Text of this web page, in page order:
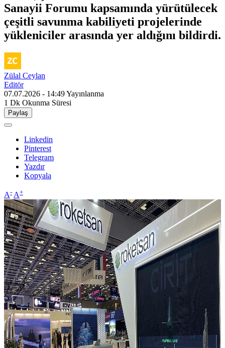
Sanayii Forumu kapsamında yürütülecek
çeşitli savunma kabiliyeti projelerinde
yükleniciler arasında yer aldığını bildirdi.
Zülal Ceylan
Editör
07.07.2026 - 14:49Yayınlanma
1 Dk Okunma Süresi
Paylaş
Linkedin
Pinterest
Telegram
Yazdır
Kopyala
A- A+